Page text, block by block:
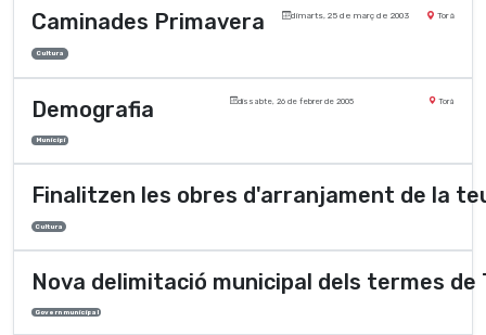
Caminades Primavera dimarts, 25 de març de 2003 Torà
Cultura
Demografia dissabte, 26 de febrer de 2005 Torà
Municipi
Finalitzen les obres d'arranjament de la
Cultura
Nova delimitació municipal dels termes de
Govern municipal